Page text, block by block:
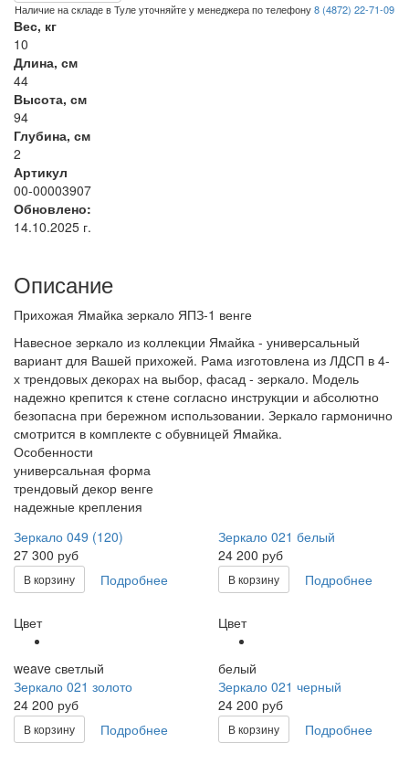
Наличие на складе в Туле уточняйте у менеджера по телефону8 (4872) 22-71-09
Вес, кг
10
Длина, см
44
Высота, см
94
Глубина, см
2
Артикул
00-00003907
Обновлено:
14.10.2025 г.
Описание
Прихожая Ямайка зеркало ЯПЗ-1 венге
Навесное зеркало из коллекции Ямайка - универсальный
вариант для Вашей прихожей. Рама изготовлена из ЛДСП в 4-
х трендовых декорах на выбор, фасад - зеркало. Модель
надежно крепится к стене согласно инструкции и абсолютно
безопасна при бережном использовании. Зеркало гармонично
смотрится в комплекте с обувницей Ямайка.
Особенности
универсальная форма
трендовый декор венге
надежные крепления
Зеркало 049 (120)
27 300 руб
В корзину Подробнее
Цвет
weave светлый
Зеркало 021 белый
24 200 руб
В корзину Подробнее
Цвет
белый
Зеркало 021 золото
24 200 руб
В корзину Подробнее
Зеркало 021 черный
24 200 руб
В корзину Подробнее